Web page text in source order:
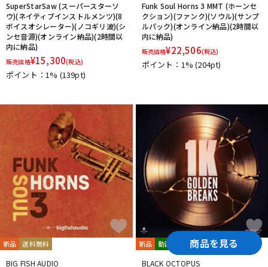
SuperStarSaw (スーパースターソ
ウ)(ネイティブインストルメンツ)(8
ボイスオシレーター)(ノコギリ波)(シ
ンセ音源)(オンライン納品)(2時間以
内に納品)
販売価格¥15,300(税込)
ポイント：1% (139pt)
Funk Soul Horns 3 MMT (ホーンセ
クション)(ファンク)(ソウル)(サンプ
ルパック)(オンライン納品)(2時間以
内に納品)
販売価格¥22,506(税込)
ポイント：1%(204pt)
新品 送料無料
BIG FISH AUDIO
新品 動画あり 送料無料
BLACK OCTOPUS
商品を見る